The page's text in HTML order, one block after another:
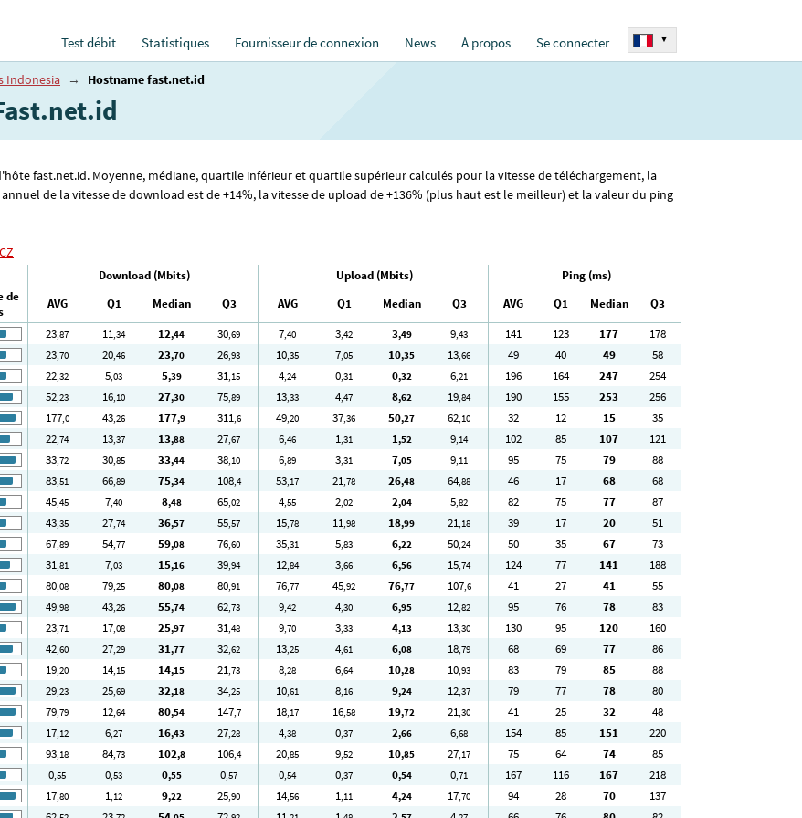
Test débit Statistiques Fournisseur de connexion News À propos Se connecter ▾
Indonesia → Hostname fast.net.id
fast.net.id. Moyenne, médiane, quartile inférieur et quartile supérieur calculés pour la vitesse de téléchargement, la
de la vitesse de download est de +14%, la vitesse de upload de +136% (plus haut est le meilleur) et la valeur du ping
CZ
Download (Mbits) Upload (Mbits)
Ping (ms)
de
AVG Q1 Median Q3 AVG Q1 Median Q3 AVG Q1 Median
Q3
23,87 11,34 12,44 30,69 7,40 3,42 3,49 9,43 141 123 177
178
23,70 20,46 23,70 26,93 10,35 7,05 10,35 13,66 49 40 49
58
22,32 5,03 5,39 31,15 4,24 0,31 0,32 6,21 196 164 247
254
52,23 16,10 27,30 75,89 13,33 4,47 8,62 19,84 190 155 253
256
177,0 43,26 177,9 311,6 49,20 37,36 50,27 62,10 32 12 15
35
22,74 13,37 13,88 27,67 6,46 1,31 1,52 9,14 102 85 107
121
33,72 30,85 33,44 38,10 6,89 3,31 7,05 9,11 95 75 79
88
83,51 66,89 75,34 108,4 53,17 21,78 26,48 64,88 46 17 68
68
45,45 7,40 8,48 65,02 4,55 2,02 2,04 5,82 82 75 77
87
43,35 27,74 36,57 55,57 15,78 11,98 18,99 21,18 39 17 20
51
67,89 54,77 59,08 76,60 35,31 5,83 6,22 50,24 50 35 67
73
31,81 7,03 15,16 39,94 12,84 3,66 6,56 15,74 124 77 141
188
80,08 79,25 80,08 80,91 76,77 45,92 76,77 107,6 41 27 41
55
49,98 43,26 55,74 62,73 9,42 4,30 6,95 12,82 95 76 78
83
23,71 17,08 25,97 31,48 9,70 3,33 4,13 13,30 130 95 120
160
42,60 27,29 31,77 32,62 13,25 4,61 6,08 18,79 68 69 77
86
19,20 14,15 14,15 21,73 8,28 6,64 10,28 10,93 83 79 85
88
29,23 25,69 32,18 34,25 10,61 8,16 9,24 12,37 79 77 78
80
79,79 12,64 80,54 147,7 18,17 16,58 19,72 21,30 41 25 32
48
17,12 6,27 16,43 27,28 4,38 0,37 2,66 6,68 154 85 151
220
93,18 84,73 102,8 106,4 20,85 9,52 10,85 27,17 75 64 74
85
0,55 0,53 0,55 0,57 0,54 0,37 0,54 0,71 167 116 167
218
17,80 1,12 9,22 25,90 14,56 1,11 4,24 17,70 94 28 70
137